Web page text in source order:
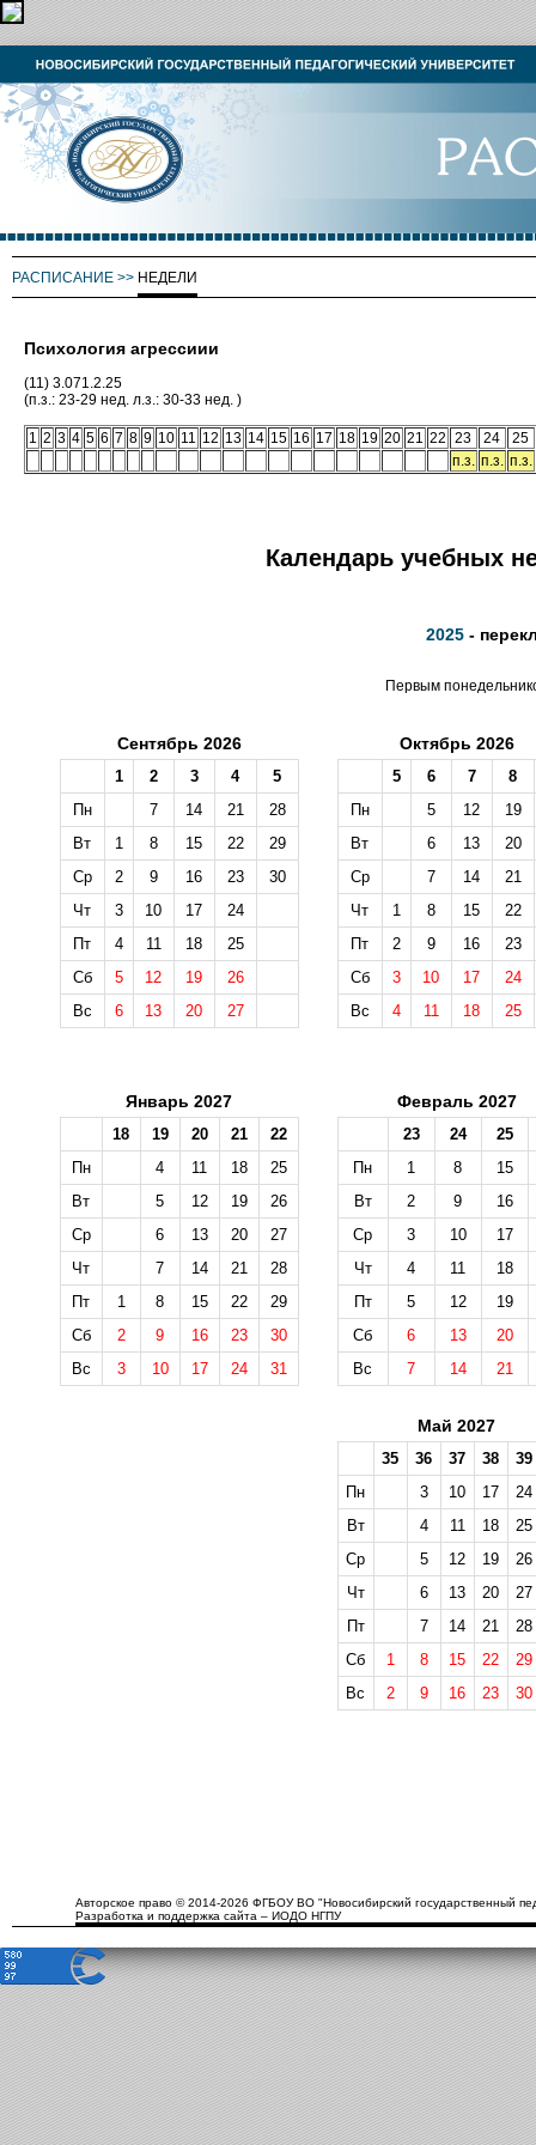
РАСПИСАНИЕ >> НЕДЕЛИ
Психология агрессиии
(11) 3.071.2.25
(п.з.: 23-29 нед. л.з.: 30-33 нед. )
1 2 3 4 5 6 7 8 9 10 11 12 13 14 15 16 17 18 19 20 21 22 23 24
25
п.з. п.з. п.з.
Календарь учебных
2025 -
Первым
Сентябрь 2026
1 2 3 4
5
Пн
7 14 21
28
Вт
1 8 15 22
29
Ср
2 9 16 23
30
Чт
3 10 17
24
Пт
4 11 18
25
Сб
5 12 19
26
Вс
6 13 20 27
Октябрь 2026
5 6 7
8
Пн
5 12
19
Вт
6 13
20
Ср
7 14
21
Чт
1 8 15
22
Пт
2 9 16
23
Сб
3 10 17
24
Вс
4 11 18 25
Январь 2027
18 19 20 21
22
Пн
4 11 18
25
Вт
5 12 19
26
Ср
6 13 20
27
Чт
7 14 21
28
Пт
1 8 15 22
29
Сб
2 9 16 23
30
Вс
3 10 17 24 31
Февраль 2027
23 24
25
Пн
1 8
15
Вт
2 9
16
Ср
3 10
17
Чт
4 11
18
Пт
5 12
19
Сб
6 13
20
Вс
7 14 21
Май 2027
35 36 37 38
39
Пн
3 10 17
24
Вт
4 11 18
25
Ср
5 12 19
26
Чт
6 13 20
27
Пт
7 14 21
28
Сб
1 8 15 22
29
Вс
2 9 16 23 30
Авторское право © 2014-2026 ФГБОУ ВО "Новосибирский государственный
Разработка и поддержка сайта – ИОДО НГПУ